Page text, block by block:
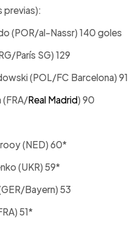
previas):
(POR/al-Nassr) 140 goles
París SG) 129
(POL/FC Barcelona) 91
(FRA/Real Madrid) 90
(NED) 60*
(UKR) 59*
Bayern) 53
51*